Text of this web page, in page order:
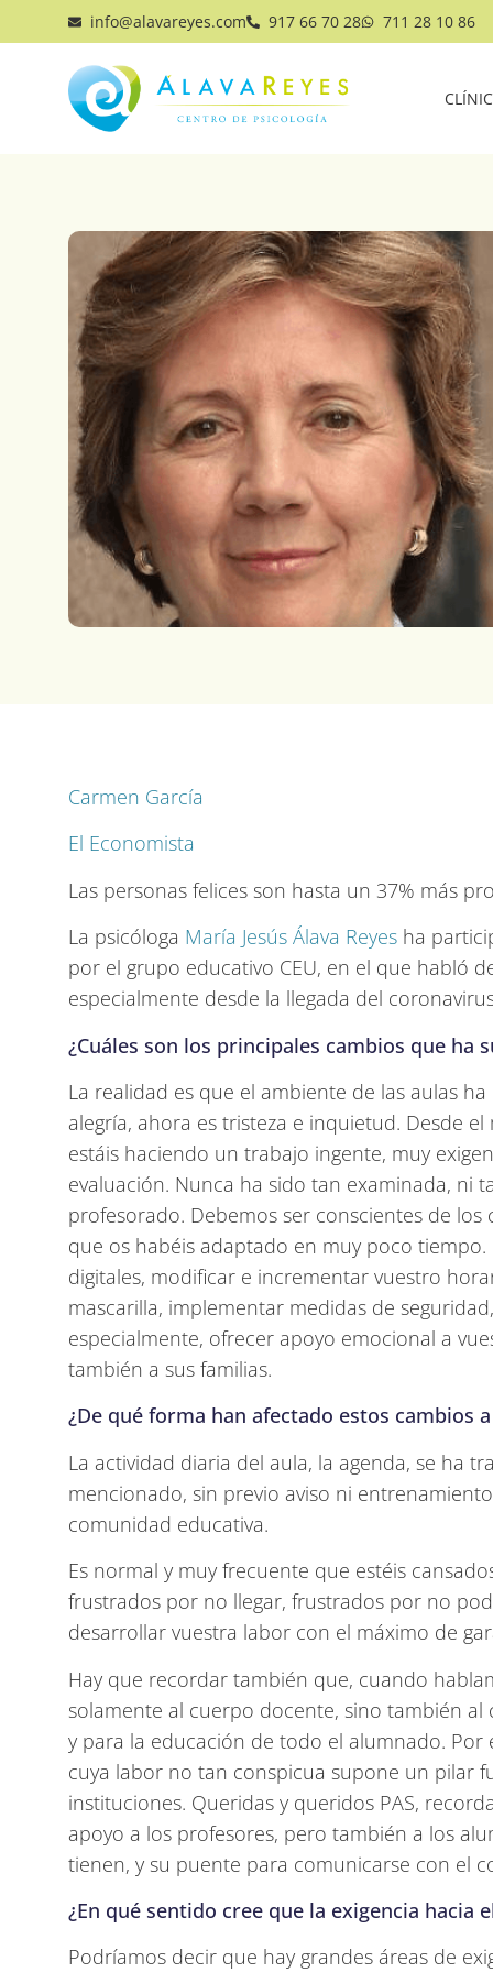
info@alavareyes.com 917 66 70 28 711 28 10 86
Carmen García
El Economista
Las personas felices son hasta un 37% más
La psicóloga María Jesús Álava Reyes ha
por el grupo educativo CEU, en el que habló
especialmente desde la llegada del
¿Cuáles son los principales cambios que ha
La realidad es que el ambiente de las aulas
alegría, ahora es tristeza e inquietud. Desde
estáis haciendo un trabajo ingente, muy
evaluación. Nunca ha sido tan examinada, ni
profesorado. Debemos ser conscientes de
que os habéis adaptado en muy poco
digitales, modificar e incrementar vuestro
mascarilla, implementar medidas de
especialmente, ofrecer apoyo emocional a
también a sus familias.
¿De qué forma han afectado estos cambios
La actividad diaria del aula, la agenda, se ha
mencionado, sin previo aviso ni
comunidad educativa.
Es normal y muy frecuente que estéis
frustrados por no llegar, frustrados por no
desarrollar vuestra labor con el máximo de
Hay que recordar también que, cuando
solamente al cuerpo docente, sino también
y para la educación de todo el alumnado.
cuya labor no tan conspicua supone un pilar
instituciones. Queridas y queridos PAS,
apoyo a los profesores, pero también a los
tienen, y su puente para comunicarse con el
¿En qué sentido cree que la exigencia hacia
Podríamos decir que hay grandes áreas de